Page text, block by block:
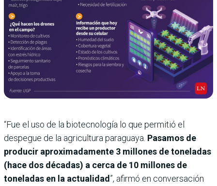
“Fue el uso de la biotecnología lo que permitió el
despegue de la agricultura paraguaya. Pasamos de
producir aproximadamente 3 millones de toneladas
(hace dos décadas) a cerca de 10 millones de
toneladas en la actualidad”, afirmó en conversación